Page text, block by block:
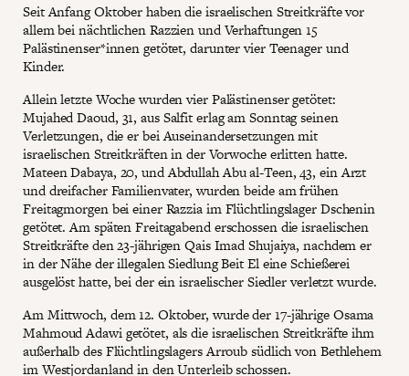
Seit Anfang Oktober haben die israelischen Streitkräfte vor
allem bei nächtlichen Razzien und Verhaftungen 15
Palästinenser*innen getötet, darunter vier Teenager und
Kinder.
Allein letzte Woche wurden vier Palästinenser getötet:
Mujahed Daoud, 31, aus Salfit erlag am Sonntag seinen
Verletzungen, die er bei Auseinandersetzungen mit
israelischen Streitkräften in der Vorwoche erlitten hatte.
Mateen Dabaya, 20, und Abdullah Abu al-Teen, 43, ein Arzt
und dreifacher Familienvater, wurden beide am frühen
Freitagmorgen bei einer Razzia im Flüchtlingslager Dschenin
getötet. Am späten Freitagabend erschossen die israelischen
Streitkräfte den 23-jährigen Qais Imad Shujaiya, nachdem er
in der Nähe der illegalen Siedlung Beit El eine Schießerei
ausgelöst hatte, bei der ein israelischer Siedler verletzt wurde.
Am Mittwoch, dem 12. Oktober, wurde der 17-jährige Osama
Mahmoud Adawi getötet, als die israelischen Streitkräfte ihm
außerhalb des Flüchtlingslagers Arroub südlich von Bethlehem
im Westjordanland in den Unterleib schossen.